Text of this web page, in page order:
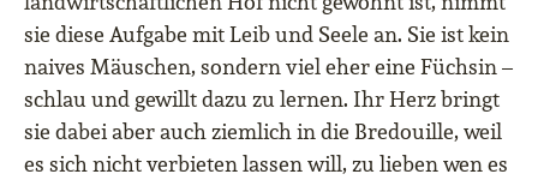
sie diese Aufgabe mit Leib und Seele an. Sie ist kein
naives Mäuschen, sondern viel eher eine Füchsin –
schlau und gewillt dazu zu lernen. Ihr Herz bringt
sie dabei aber auch ziemlich in die Bredouille, weil
es sich nicht verbieten lassen will, zu lieben wen es